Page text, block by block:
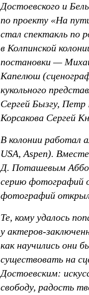
Достоевского и
по проекту «На
стал спектакль по
в Колпинской
постановки —
Капелюш
кукольного
Сергей Бызгу,
Корсакова Сергей
В колонии работал
USA, Aspen).
Д. Поташевым
серию фотографий
фотографий
Те, кому удалось
у актеров-
как научились они
существовать на
Достоевским:
свободу, радость